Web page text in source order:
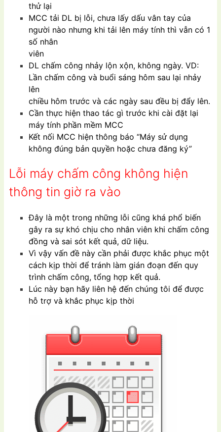
thử lại
MCC tải DL bị lỗi, chưa lấy dấu vân tay của
người nào nhưng khi tải lên máy tính thì vẫn có 1
số nhân
viên
DL chấm công nhảy lộn xộn, không ngày. VD:
Lần chấm công và buổi sáng hôm sau lại nhảy
lên
chiều hôm trước và các ngày sau đều bị đẩy lên.
Cần thực hiện thao tác gì trước khi cài đặt lại
máy tính phần mềm MCC
Kết nối MCC hiện thông báo “Máy sử dụng
không đúng bản quyền hoặc chưa đăng ký”
Lỗi máy chấm công không hiện
thông tin giờ ra vào
Đây là một trong những lỗi cũng khá phổ biến
gây ra sự khó chịu cho nhân viên khi chấm công
đồng và sai sót kết quả, dữ liệu.
Vì vậy vấn đề này cần phải được khắc phục một
cách kịp thời để tránh làm gián đoạn đến quy
trình chấm công, tổng hợp kết quả.
Lúc này bạn hãy liên hệ đến chúng tôi để được
hỗ trợ và khắc phục kịp thời